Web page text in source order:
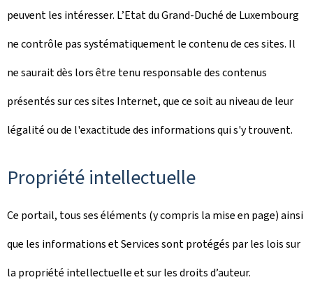
peuvent les intéresser. L’Etat du Grand-Duché de Luxembourg
ne contrôle pas systématiquement le contenu de ces sites. Il
ne saurait dès lors être tenu responsable des contenus
présentés sur ces sites Internet, que ce soit au niveau de leur
légalité ou de l'exactitude des informations qui s'y trouvent.
Propriété intellectuelle
Ce portail, tous ses éléments (y compris la mise en page) ainsi
que les informations et Services sont protégés par les lois sur
la propriété intellectuelle et sur les droits d’auteur.